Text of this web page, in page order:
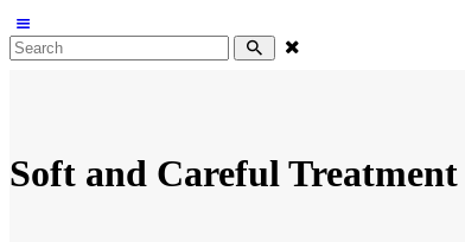
Soft and Careful Treatment